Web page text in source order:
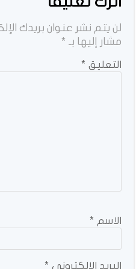
لن يتم نشر عنوان بريدك
مشار إليها بـ *
التعليق *
الاسم *
البريد الإلكتروني *